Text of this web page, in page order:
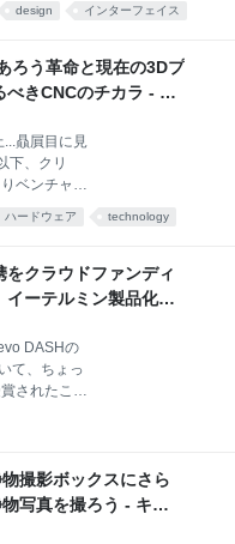
むずかし
白いことや
なさんの方
う、大きく
まとめ
じるボタン
すれたり、
ってるだろ
立たせよう
design インターフェイス
ろう革命と現在の3Dプ
べきCNCのチカラ - キ
贔屓目に見
下、クリ
ベンチャー
きりなのだ
くれたこと
を取り上げ
るだけなの
てあった
てきて、こ
定の用途に
後〜十数年
される。そ
ハードウェア technology
クラウドファンディ
ーテルミン製品化へ
DASHの
て、ちょっ
されたこと
式会社
ンディン
、もちろん
試みであ
いてはこち
撮影ボックスにさら
写真を撮ろう - キャ